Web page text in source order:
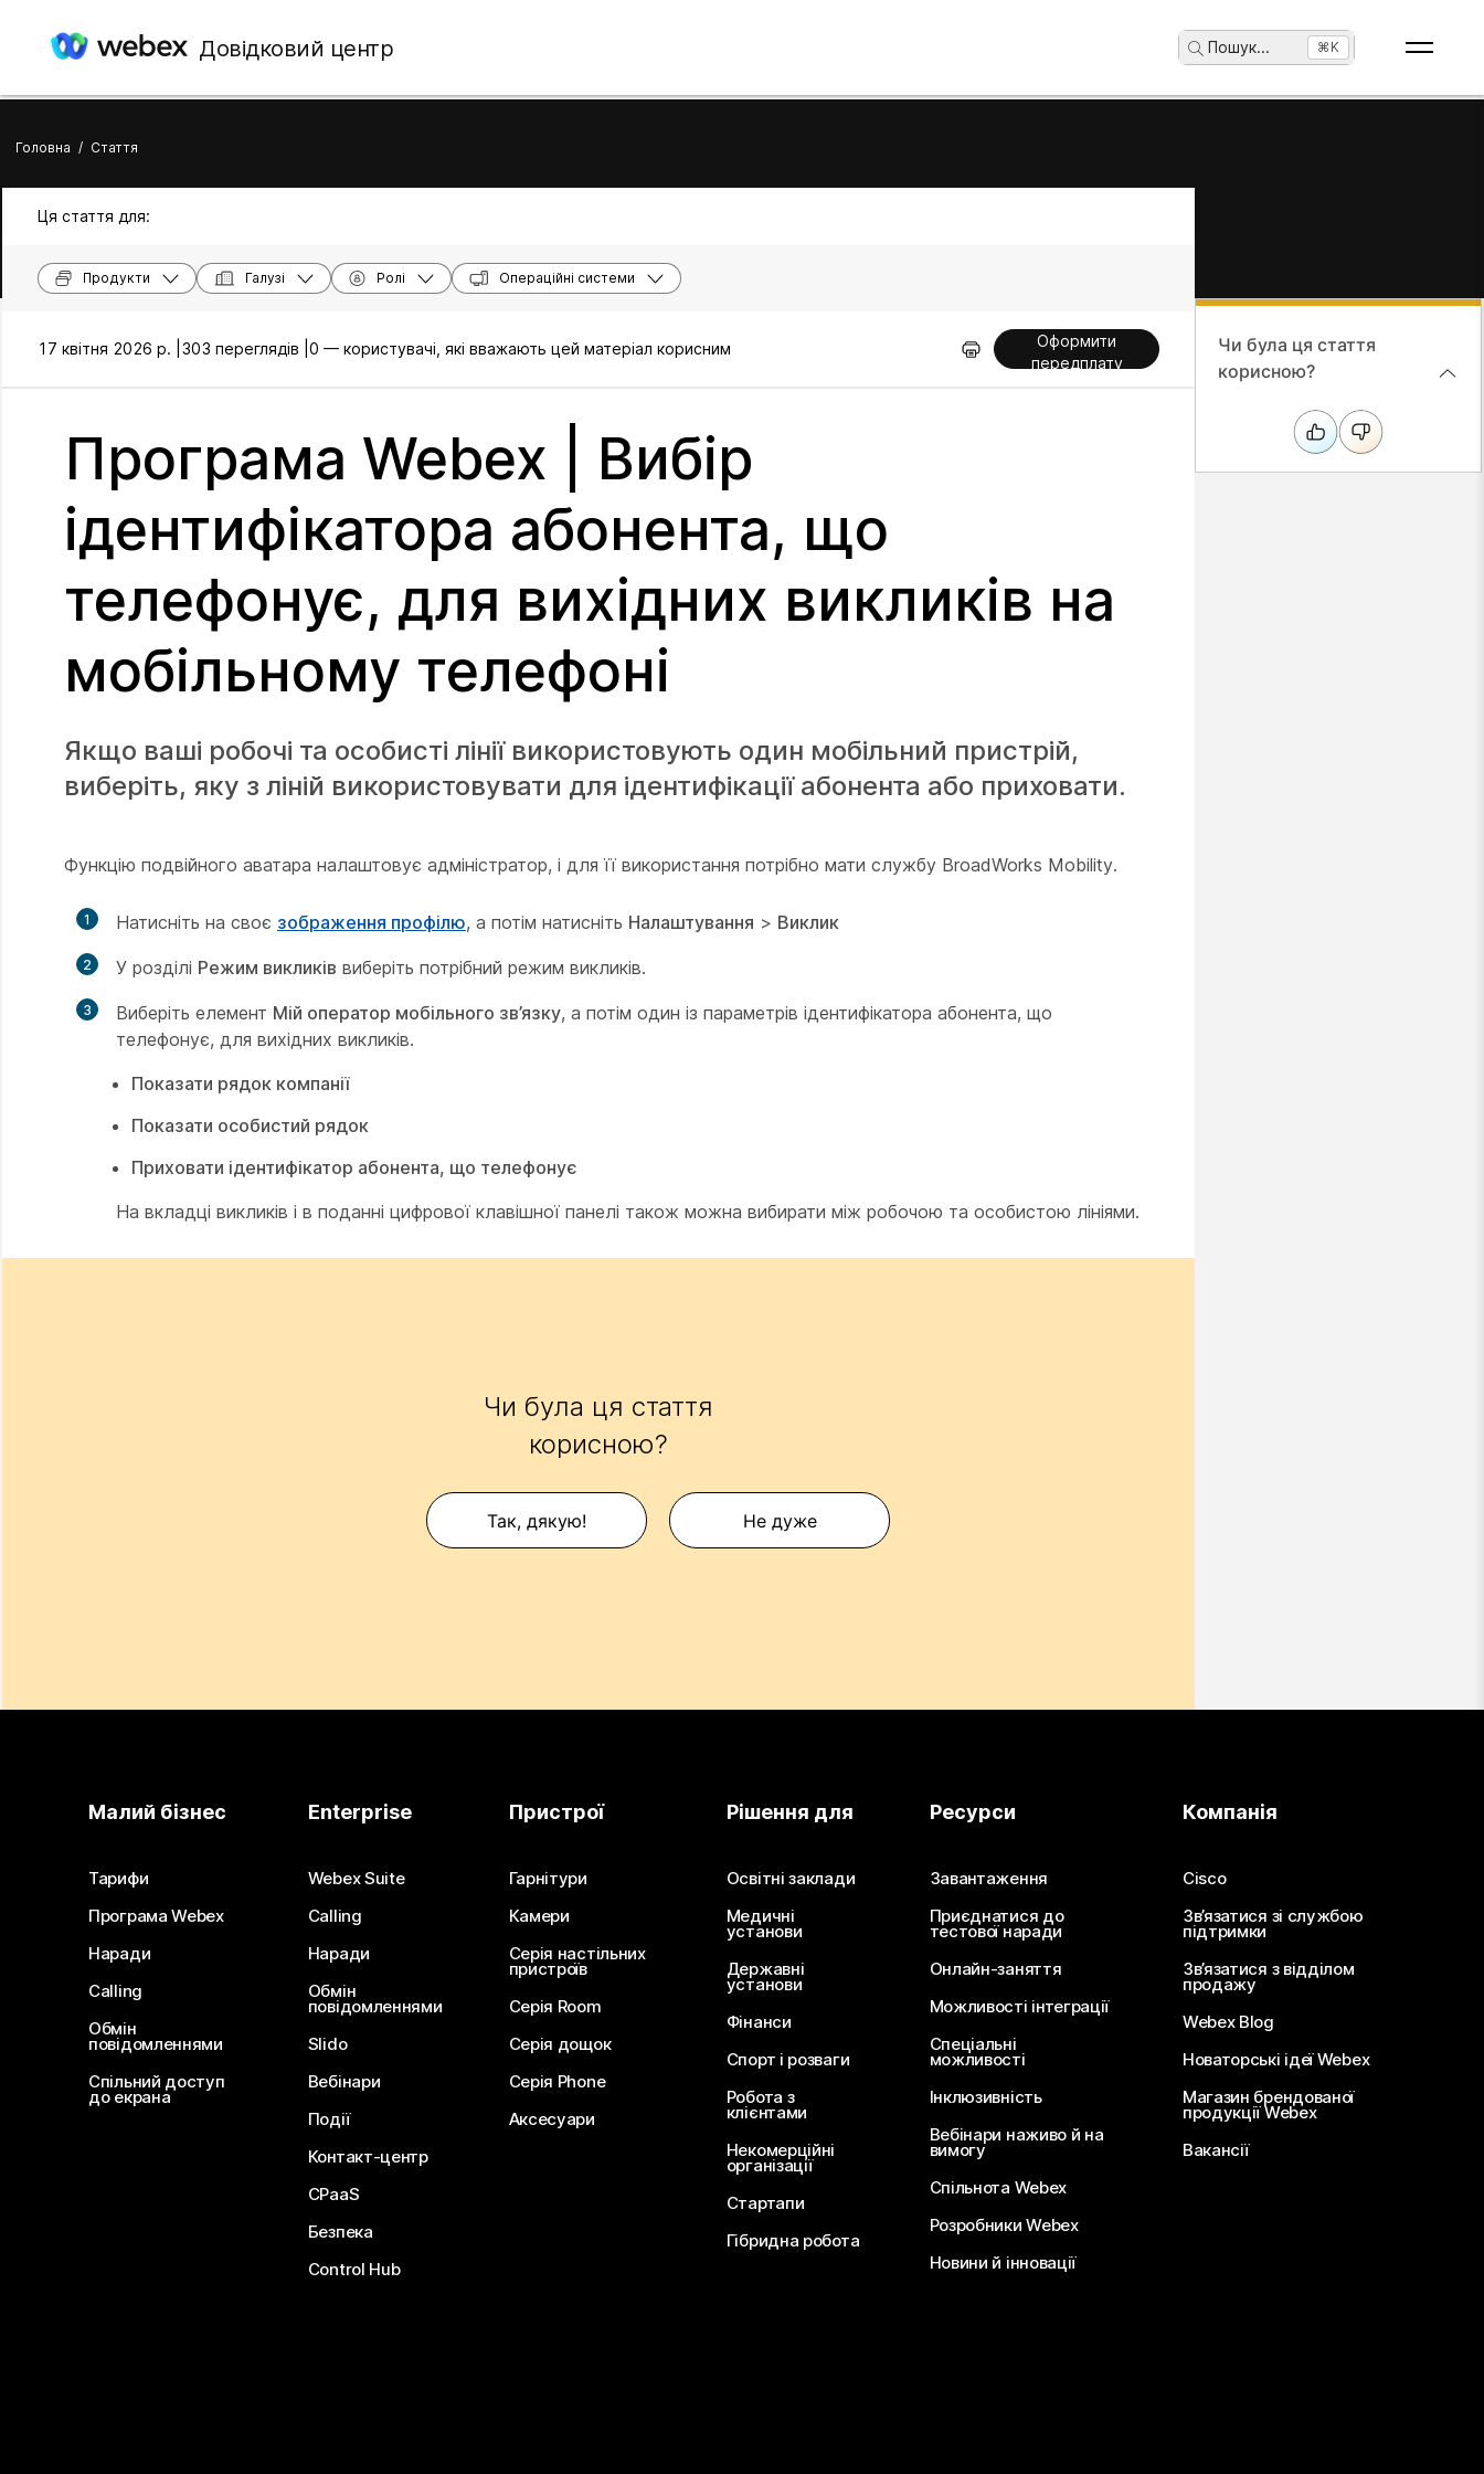
Довідковий центр Пошук... ⌘K
Головна / Стаття
Ця стаття для:
Продукти Галузі Ролі Операційні системи
17 квітня 2026 р. | 303 переглядів | 0 — користувачі, які вважають цей матеріал корисним
Оформити
передплату
Програма Webex | Вибір
ідентифікатора абонента, що
телефонує, для вихідних викликів на
мобільному телефоні
Якщо ваші робочі та особисті лінії використовують один мобільний пристрій,
виберіть, яку з ліній використовувати для ідентифікації абонента або приховати.
Функцію подвійного аватара налаштовує адміністратор, і для її використання потрібно мати службу BroadWorks Mobility.
1 Натисніть на своє зображення профілю, а потім натисніть Налаштування > Виклик
2 У розділі Режим викликів виберіть потрібний режим викликів.
3 Виберіть елемент Мій оператор мобільного зв’язку, а потім один із параметрів ідентифікатора абонента, що
телефонує, для вихідних викликів.
Показати рядок компанії
Показати особистий рядок
Приховати ідентифікатор абонента, що телефонує
На вкладці викликів і в поданні цифрової клавішної панелі також можна вибирати між робочою та особистою лініями.
Чи була ця стаття
корисною?
Так, дякую! Не дуже
Чи була ця стаття
корисною?
Малий бізнес
Тарифи
Програма Webex
Наради
Calling
Обмін
повідомленнями
Спільний доступ
до екрана
Enterprise
Webex Suite
Calling
Наради
Обмін
повідомленнями
Slido
Вебінари
Події
Контакт-центр
CPaaS
Безпека
Control Hub
Пристрої
Гарнітури
Камери
Серія настільних
пристроїв
Серія Room
Серія дощок
Серія Phone
Аксесуари
Рішення для
Освітні заклади
Медичні
установи
Державні
установи
Фінанси
Спорт і розваги
Робота з
клієнтами
Некомерційні
організації
Стартапи
Гібридна робота
Ресурси
Завантаження
Приєднатися до
тестової наради
Онлайн-заняття
Можливості інтеграції
Спеціальні
можливості
Інклюзивність
Вебінари наживо й на
вимогу
Спільнота Webex
Розробники Webex
Новини й інновації
Компанія
Cisco
Зв’язатися зі службою
підтримки
Зв’язатися з відділом
продажу
Webex Blog
Новаторські ідеї Webex
Магазин брендованої
продукції Webex
Вакансії